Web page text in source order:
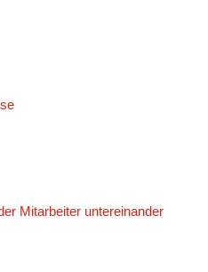
Mitarbeiter untereinander